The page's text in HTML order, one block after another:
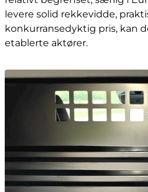
levere solid rekkevidde,
konkurransedyktig pris, kan
etablerte aktører.